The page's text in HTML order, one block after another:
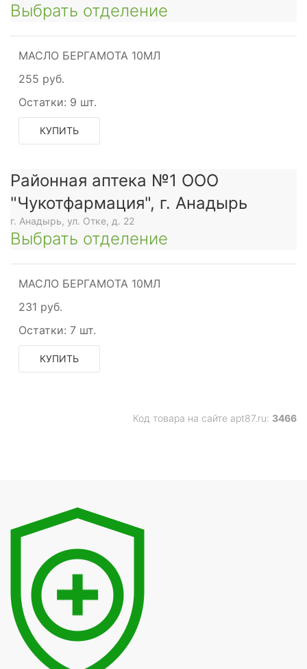
Выбрать отделение
МАСЛО БЕРГАМОТА 10МЛ
255 руб.
Остатки: 9 шт.
КУПИТЬ
Районная аптека №1 ООО
"Чукотфармация", г. Анадырь
г. Анадырь, ул. Отке, д. 22
Выбрать отделение
МАСЛО БЕРГАМОТА 10МЛ
231 руб.
Остатки: 7 шт.
КУПИТЬ
Код товара на сайте apt87.ru: 3466